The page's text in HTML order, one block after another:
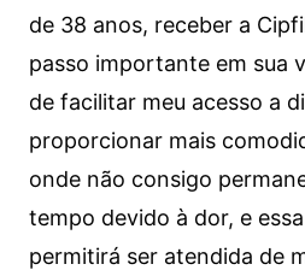
de 38 anos, receber a
passo importante em sua
de facilitar meu acesso a
proporcionar mais
onde não consigo
tempo devido à dor, e
permitirá ser atendida de